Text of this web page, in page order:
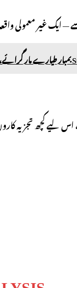
— ایک غیر معمولی
اس لیے کچھ تجزیہ